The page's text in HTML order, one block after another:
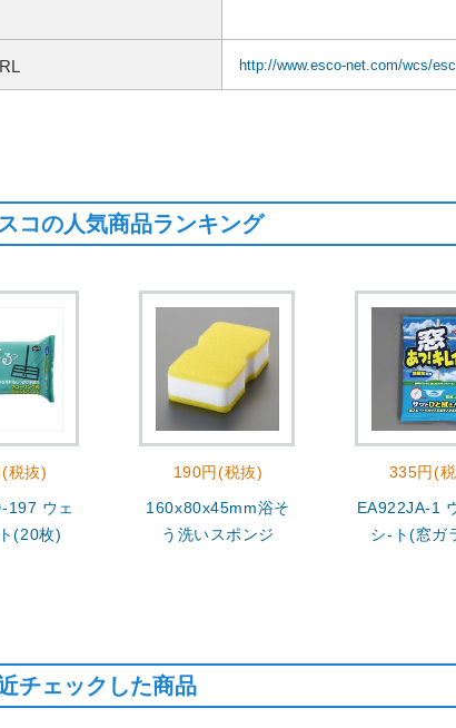
http://www.esco-net.com/wcs/
コの人気商品ランキング
税抜)
197 ウェ
(20枚)
190円(税抜)
160x80x45mm浴そ
う洗いスポンジ
335円(
EA922JA-1
シ-ト(窓ガ
チェックした商品